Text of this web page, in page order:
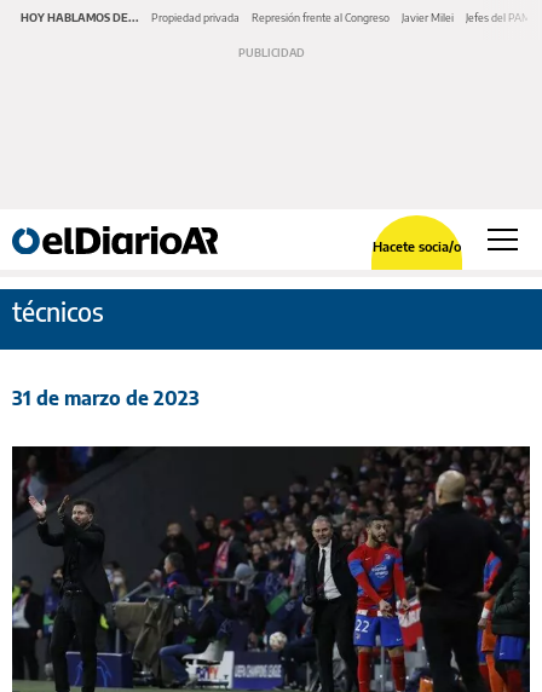
HOY HABLAMOS DE... Propiedad privada Represión frente al Congreso Javier Milei Jefes del PAMI
Hacete socia/o
técnicos
31 de marzo de 2023